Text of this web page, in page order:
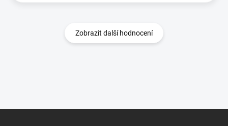
Zobrazit další hodnocení